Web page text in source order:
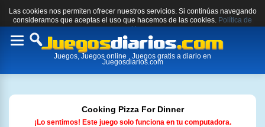
Las cookies nos permiten ofrecer nuestros servicios. Si continúas navegando
consideramos que aceptas el uso que hacemos de las cookies. Política de
cookies.
Toggle
Juegos, Juegos online , Juegos gratis a diario en
Juegosdiarios.com
Cooking Pizza For Dinner
¡Lo sentimos! Este juego solo funciona en tu computadora.